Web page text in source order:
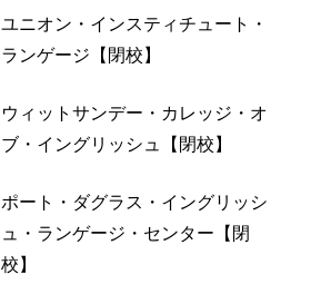
ユニオン・インスティチュート・
ランゲージ【閉校】
ウィットサンデー・カレッジ・オ
ブ・イングリッシュ【閉校】
ポート・ダグラス・イングリッシ
ュ・ランゲージ・センター【閉
校】